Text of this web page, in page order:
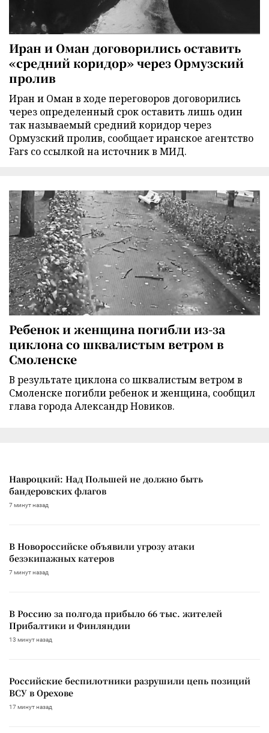
Иран и Оман договорились оставить
«средний коридор» через Ормузский
пролив
Иран и Оман в ходе переговоров договорились
через определенный срок оставить лишь один
так называемый средний коридор через
Ормузский пролив, сообщает иранское агентство
Fars со ссылкой на источник в МИД.
Ребенок и женщина погибли из-за
циклона со шквалистым ветром в
Смоленске
В результате циклона со шквалистым ветром в
Смоленске погибли ребенок и женщина, сообщил
глава города Александр Новиков.
Навроцкий: Над Польшей не должно быть
бандеровских флагов
7 минут назад
В Новороссийске объявили угрозу атаки
безэкипажных катеров
7 минут назад
В Россию за полгода прибыло 66 тыс. жителей
Прибалтики и Финляндии
13 минут назад
Российские беспилотники разрушили цепь позиций
ВСУ в Орехове
17 минут назад